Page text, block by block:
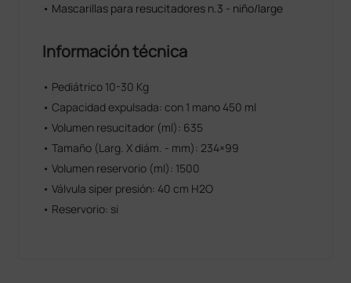
• Mascarillas para resucitadores n.3 - niño/large
Información técnica
• Pediátrico 10-30 Kg
• Capacidad expulsada: con 1 mano 450 ml
• Volumen resucitador (ml): 635
• Tamaño (Larg. X diám. - mm): 234×99
• Volumen reservorio (ml): 1500
• Válvula siper presión: 40 cm H2O
• Reservorio: si